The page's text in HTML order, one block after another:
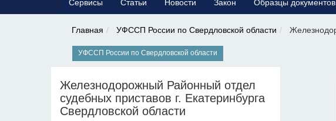
Сервисы Статьи Новости Закон Образцы документов
Главная УФССП России по Свердловской области
УФССП России по Свердловской области
Железнодорожный Районный отдел
судебных приставов г. Екатеринбурга
Свердловской области